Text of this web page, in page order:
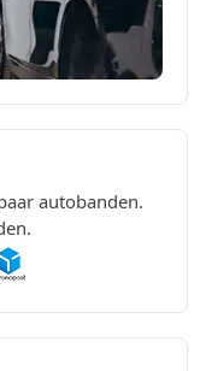
autobanden.